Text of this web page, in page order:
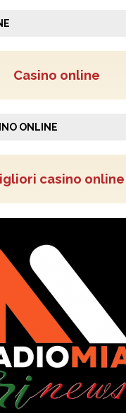
Casino online
ONLINE
casino online